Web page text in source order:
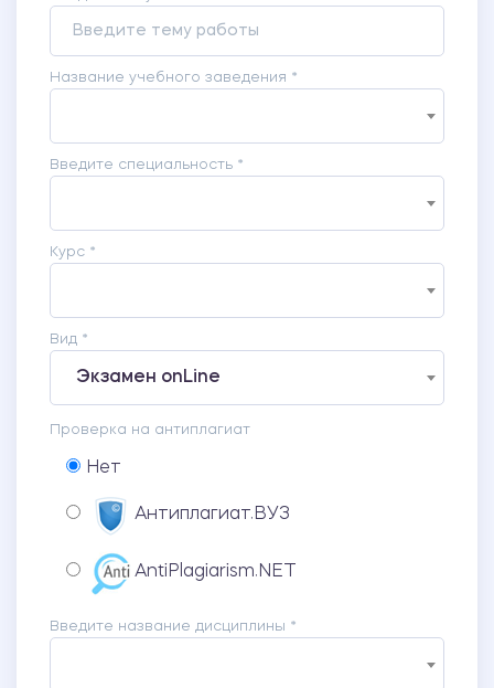
Название учебного заведения *
Введите специальность *
Курс *
Вид *
Экзамен onLine
Проверка на антиплагиат
Нет
Антиплагиат.ВУЗ
AntiPlagiarism.NET
Введите название дисциплины *